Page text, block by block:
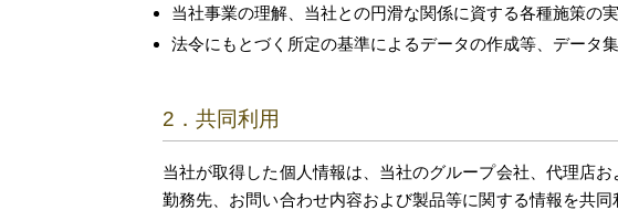
当社事業の理解、当社との円滑な関係に資する各種施策の
法令にもとづく所定の基準によるデータの作成等、データ
2．共同利用
当社が取得した個人情報は、当社のグループ会社、代理店
勤務先、お問い合わせ内容および製品等に関する情報を共